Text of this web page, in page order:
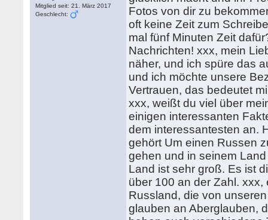
Mitglied seit: 21. März 2017
Geschlecht:
Fotos von dir zu
oft keine Zeit zum
mal fünf Minuten Zeit
Nachrichten! xxx, mein
näher, und ich spüre das
und ich möchte unsere
Vertrauen, das bedeutet
xxx, weißt du viel über
einigen interessanten
dem interessantesten an.
gehört Um einen Russen
gehen und in seinem
Land ist sehr groß. Es ist
über 100 an der Zahl.
Russland, die von
glauben an Aberglauben,